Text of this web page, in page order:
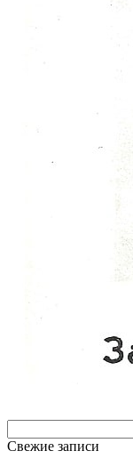
Свежие записи